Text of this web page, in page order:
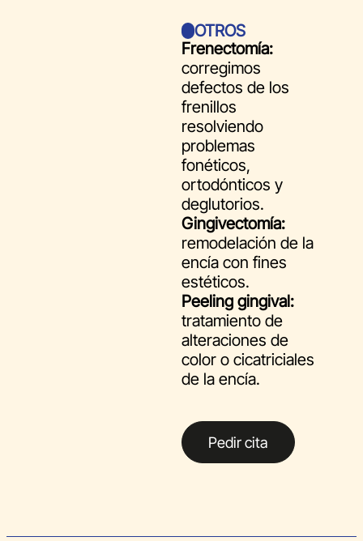
OTROS
Frenectomía:
corregimos
defectos de los
frenillos
resolviendo
problemas
fonéticos,
ortodónticos y
deglutorios.
Gingivectomía:
remodelación de la
encía con fines
estéticos.
Peeling gingival:
tratamiento de
alteraciones de
color o cicatriciales
de la encía.
Pedir cita